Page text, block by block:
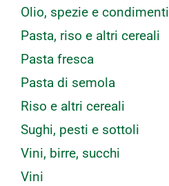
Olio, spezie e condimenti
Pasta, riso e altri cereali
Pasta fresca
Pasta di semola
Riso e altri cereali
Sughi, pesti e sottoli
Vini, birre, succhi
Vini